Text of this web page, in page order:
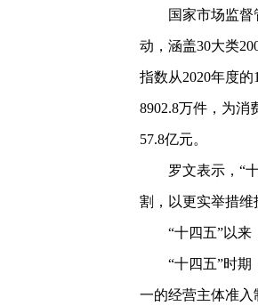
国家市场监
动，涵盖30大类
指数从2020年度
8902.8万件，为消
57.8亿元。
罗文表示，“
割，以更实举措维
“十四五”以来
“十四五”时
一的经营主体准入